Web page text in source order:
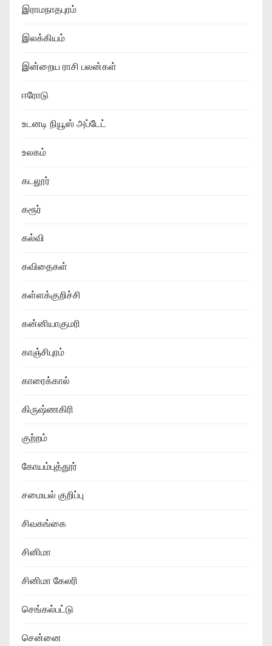
இராமநாதபுரம்
இலக்கியம்
இன்றைய ராசி பலன்கள்
ஈரோடு
உடனடி நியூஸ் அப்டேட்
உலகம்
கடலூர்
கரூர்
கல்வி
கவிதைகள்
கள்ளக்குறிச்சி
கன்னியாகுமரி
காஞ்சிபுரம்
காரைக்கால்
கிருஷ்ணகிரி
குற்றம்
கோயம்புத்தூர்
சமையல் குறிப்பு
சிவகங்கை
சினிமா
சினிமா கேலரி
செங்கல்பட்டு
சென்னை